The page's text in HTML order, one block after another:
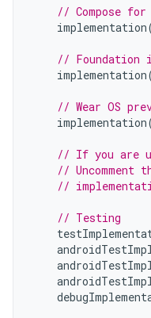
// Compose for
implementation
// Foundation
implementation
// Wear OS
implementation
// If you are
// Uncomment
//
// Testing